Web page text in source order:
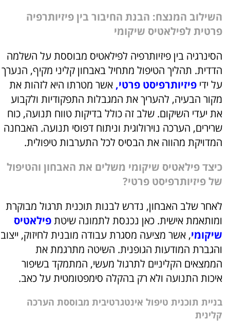
השילוב המנצח: הבנת החיבור בין פיזיותרפיה
פרטית לפילאטיס שיקומי
הסינרגיה בין פיזיותרפיה לפילאטיס מבוססת על השלמה
הדדית. תהליך הטיפול מתחיל באבחון קליני מקיף, הנערך
על ידי פיזיותרפיסט פרטי, אשר מטרתו היא לזהות את
מקור הבעיה, להעריך את המגבלות התפקודיות ולקבוע
את יעדי השיקום. שלב זה כולל בדיקות טווח תנועה, כוח
שרירים, הערכה נוירולוגית וניתוח דפוסי תנועה. האבחנה
המדויקת מהווה את הבסיס לכל התערבות טיפולית.
כיצד פילאטיס שיקומי משלים את האבחון והטיפול
של פיזיותרפיסט פרטי?
לאחר שלב האבחון, נדרש לבנות תוכנית תרגול מבוקרת
ומותאמת אישית. כאן נכנסת לתמונה שיטתפילאטיס
שיקומי, אשר מציעה מסגרת עבודה מובנית לחיזוק, ייצוב
והגברת המודעות הגופנית. השיטה מתרגמת את
הממצאים הקליניים לתרגול מעשי, המתמקד בשיפור
איכות התנועה ולא רק בהקלה סימפטומטית על כאב.
בניית תוכנית טיפול אינטגרטיבית מבוססת הערכה
קלינית